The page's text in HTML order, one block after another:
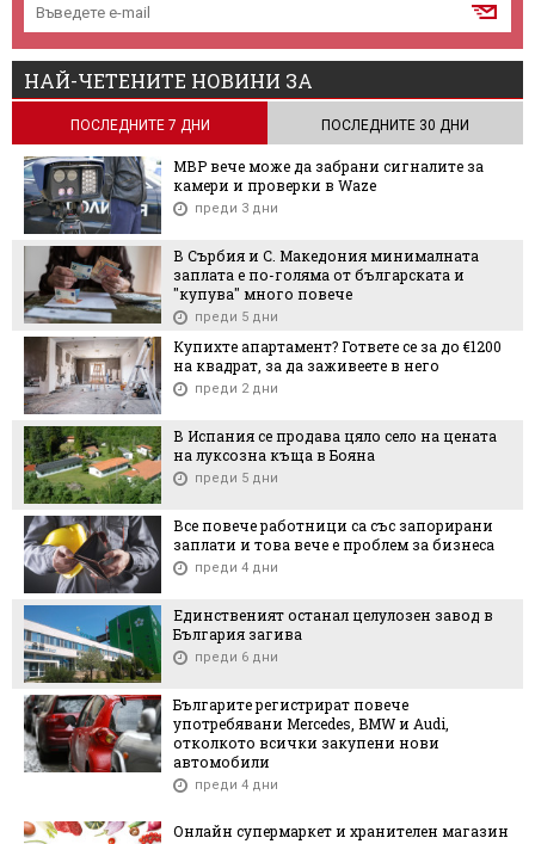
НАЙ-ЧЕТЕНИТЕ НОВИНИ ЗА
ПОСЛЕДНИТЕ 7 ДНИ ПОСЛЕДНИТЕ 30 ДНИ
МВР вече може да забрани сигналите за
камери и проверки в Waze
преди 3 дни
В Сърбия и С. Македония минималната
заплата е по-голяма от българската и
"купува" много повече
преди 5 дни
Купихте апартамент? Гответе се за до €1200
на квадрат, за да заживеете в него
преди 2 дни
В Испания се продава цяло село на цената
на луксозна къща в Бояна
преди 5 дни
Все повече работници са със запорирани
заплати и това вече е проблем за бизнеса
преди 4 дни
Единственият останал целулозен завод в
България загива
преди 6 дни
Българите регистрират повече
употребявани Mercedes, BMW и Audi,
отколкото всички закупени нови
автомобили
преди 4 дни
Онлайн супермаркет и хранителен магазин